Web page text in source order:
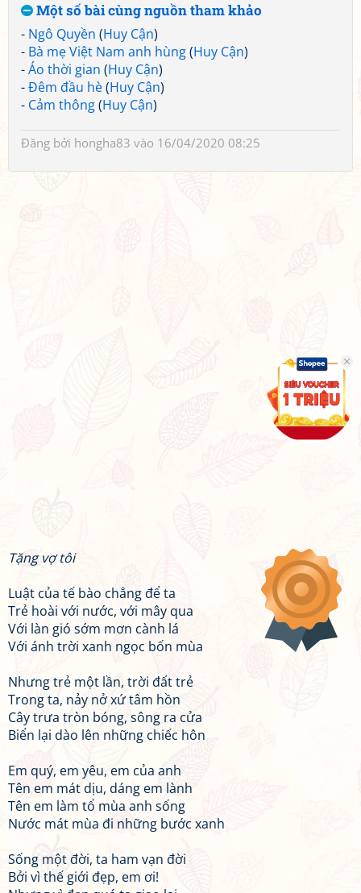
Một số bài cùng nguồn tham khảo
- Ngô Quyền (Huy Cận)
- Bà mẹ Việt Nam anh hùng(Huy Cận)
-Áo thời gian (Huy Cận)
-Đêm đầu hè(Huy Cận)
- Cảm thông(Huy Cận)
Đăng bởi hongha83 vào 16/04/2020 08:25
Tặng vợ tôi
Luật của tế bào chẳng để ta
Trẻ hoài với nước, với mây qua
Với làn gió sớm mơn cành lá
Với ánh trời xanh ngọc bốn mùa
Nhưng trẻ một lần, trời đất trẻ
Trong ta, nảy nở xứ tâm hồn
Cây trưa tròn bóng, sông ra cửa
Biển lại dào lên những chiếc hôn
Em quý, em yêu, em của anh
Tên em mát dịu, dáng em lành
Tên em làm tổ mùa anh sống
Nước mát mùa đi những bước xanh
Sống một đời, ta ham vạn đời
Bởi vì thế giới đẹp, em ơi!